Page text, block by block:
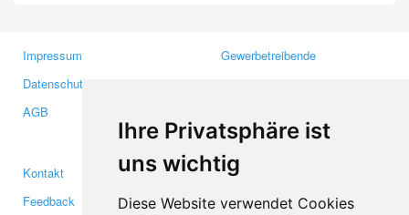
Ihre Privatsphäre ist
uns wichtig
Diese Website verwendet Cookies
Impressum
Datenschutzerklärung
AGB
Gewerbetreibende
Medien
Kontakt
Feedback
Facebook
Twitter